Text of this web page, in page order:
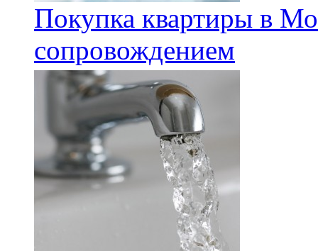
Покупка квартиры в
сопровождением